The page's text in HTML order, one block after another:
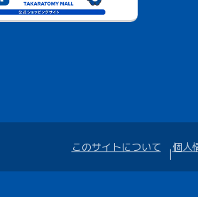
このサイトについて 個人